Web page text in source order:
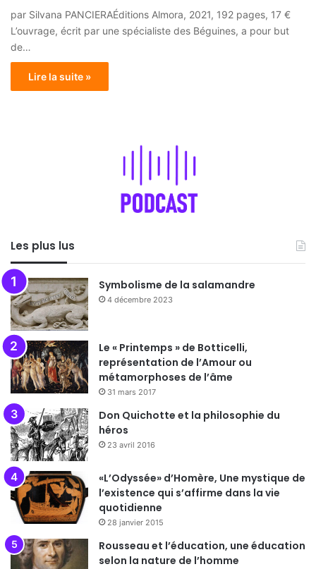
par Silvana PANCIERAÉditions Almora, 2021, 192 pages, 17 €
L’ouvrage, écrit par une spécialiste des Béguines, a pour but
de…
Lire la suite »
Les plus lus
Symbolisme de la salamandre
4 décembre 2023
Le « Printemps » de Botticelli,
représentation de l’Amour ou
métamorphoses de l’âme
31 mars 2017
Don Quichotte et la philosophie du
héros
23 avril 2016
«L’Odyssée» d’Homère, Une mystique de
l’existence qui s’affirme dans la vie
quotidienne
28 janvier 2015
Rousseau et l’éducation, une éducation
selon la nature de l’homme